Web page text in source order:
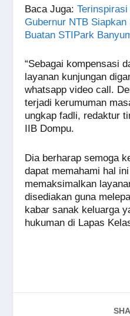
Baca Juga:
Gubernur NTB
Buatan STIPark
“Sebagai kompensasi
layanan kunjungan
whatsapp video call.
terjadi kerumuman
ungkap fadli, redaktur
IIB Dompu.
Dia berharap semoga
dapat memahami hal
memaksimalkan
disediakan guna
kabar sanak keluarga
hukuman di Lapas